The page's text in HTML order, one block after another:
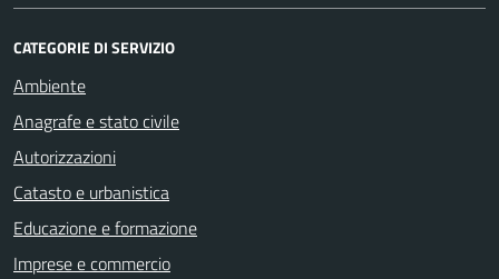
CATEGORIE DI SERVIZIO
Ambiente
Anagrafe e stato civile
Autorizzazioni
Catasto e urbanistica
Educazione e formazione
Imprese e commercio